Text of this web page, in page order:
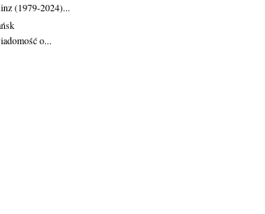
(1979-2024)...
o...